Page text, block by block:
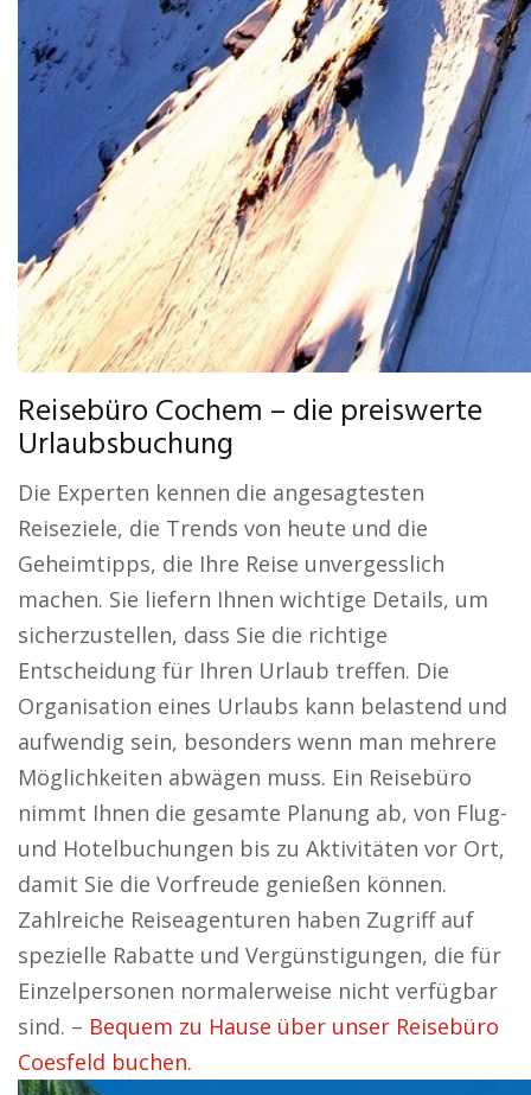
Reisebüro Cochem – die preiswerte
Urlaubsbuchung
Die Experten kennen die angesagtesten
Reiseziele, die Trends von heute und die
Geheimtipps, die Ihre Reise unvergesslich
machen. Sie liefern Ihnen wichtige Details, um
sicherzustellen, dass Sie die richtige
Entscheidung für Ihren Urlaub treffen. Die
Organisation eines Urlaubs kann belastend und
aufwendig sein, besonders wenn man mehrere
Möglichkeiten abwägen muss. Ein Reisebüro
nimmt Ihnen die gesamte Planung ab, von Flug-
und Hotelbuchungen bis zu Aktivitäten vor Ort,
damit Sie die Vorfreude genießen können.
Zahlreiche Reiseagenturen haben Zugriff auf
spezielle Rabatte und Vergünstigungen, die für
Einzelpersonen normalerweise nicht verfügbar
sind. – Bequem zu Hause über unser Reisebüro
Coesfeld buchen.